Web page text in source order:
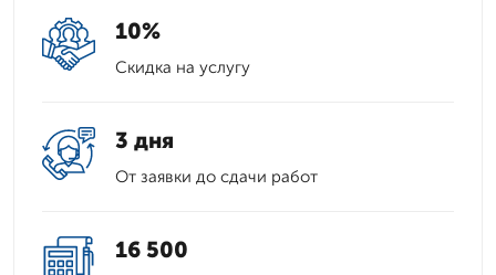
10%
Скидка на услугу
3 дня
От заявки до сдачи работ
16 500